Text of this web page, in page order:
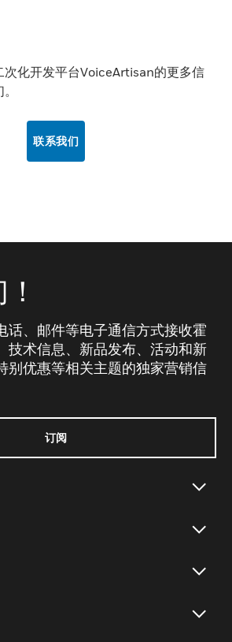
次化开发平台VoiceArtisan的更多信
联系我们
话、邮件等电子通信方式接收霍
技术信息、新品发布、活动和新
别优惠等相关主题的独家营销信
订阅